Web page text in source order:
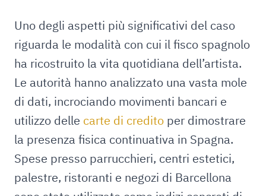
Uno degli aspetti più significativi del caso
riguarda le modalità con cui il fisco spagnolo
ha ricostruito la vita quotidiana dell’artista.
Le autorità hanno analizzato una vasta mole
di dati, incrociando movimenti bancari e
utilizzo delle carte di credito per dimostrare
la presenza fisica continuativa in Spagna.
Spese presso parrucchieri, centri estetici,
palestre, ristoranti e negozi di Barcellona